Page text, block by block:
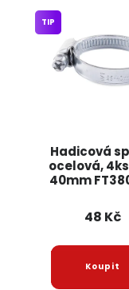
Hadicová
ocelová,
40mm
TIP
48 Kč